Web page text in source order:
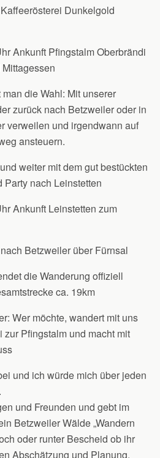
Dunkelgold
Ankunft Pfingstalm Oberbrändi
die Wahl: Mit unserer
zurück nach Betzweiler oder in
verweilen und irgendwann auf
ansteuern.
weiter mit dem gut bestückten
nach Leinstetten
Ankunft Leinstetten zum
Betzweiler über Fürnsal
die Wanderung offiziell
ca. 19km
Wer möchte, wandert mit uns
Pfingstalm und macht mit
und ich würde mich über jeden
und Freunden und gebt im
Betzweiler Wälde „Wandern
oder runter Bescheid ob ihr
Abschätzung und Planung.